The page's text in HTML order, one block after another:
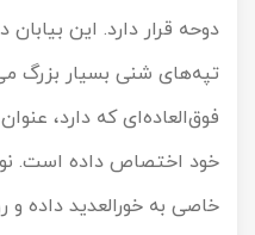
دوحه قرار دارد. این
تپه‌های شنی بسیار بزرگ
فوق‌العاده‌ای که دارد،
خود اختصاص داده است.
خاصی به خورالعدید داده و